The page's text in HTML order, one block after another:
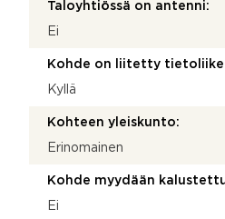
Taloyhtiössä on antenni:
Ei
Kohde on liitetty
Kyllä
Kohteen yleiskunto:
Erinomainen
Kohde myydään
Ei